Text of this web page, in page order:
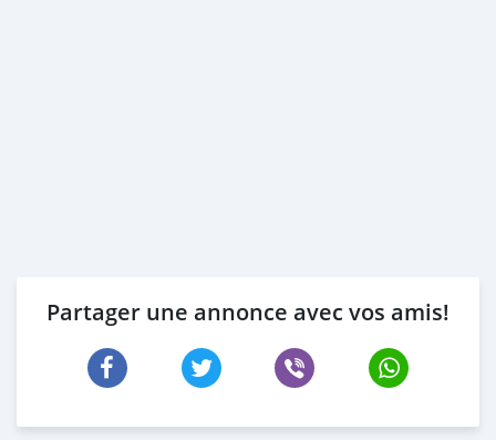
Partager une annonce avec vos amis!